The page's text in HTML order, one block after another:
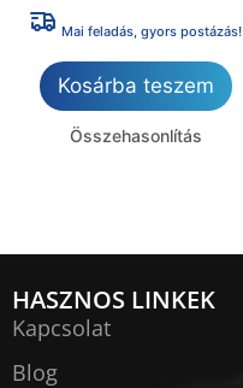
Mai feladás, gyors postázás!
Kosárba teszem
Összehasonlítás
HASZNOS LINKEK
Kapcsolat
Blog